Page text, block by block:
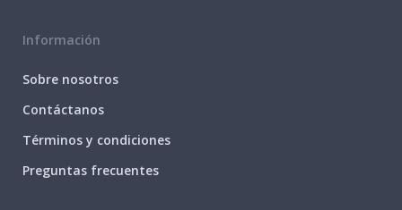
Información
Sobre nosotros
Contáctanos
Términos y condiciones
Preguntas frecuentes